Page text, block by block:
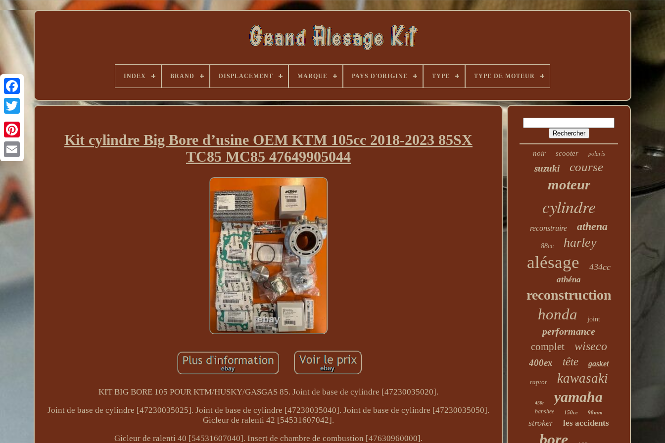
INDEX BRAND DISPLACEMENT MARQUE PAYS D'ORIGINE TYPE TYPE DE MOTEUR
Kit cylindre Big Bore d’usine OEM KTM 105cc 2018-2023 85SX
TC85 MC85 47649905044
KIT BIG BORE 105 POUR KTM/HUSKY/GASGAS 85. Joint de base de cylindre [47230035020].
Joint de base de cylindre [47230035025]. Joint de base de cylindre [47230035040]. Joint de base de cylindre [47230035050].
Gicleur de ralenti 42 [54531607042].
Gicleur de ralenti 40 [54531607040]. Insert de chambre de combustion [47630960000].
noir scooter polaris
suzuki course
moteur
cylindre
reconstruire athena
88cc harley
alésage 434cc
athéna
reconstruction
honda joint
performance
complet wiseco
400ex tête gasket
raptor kawasaki
450r yamaha
banshee 150cc 98mm
stroker les accidents